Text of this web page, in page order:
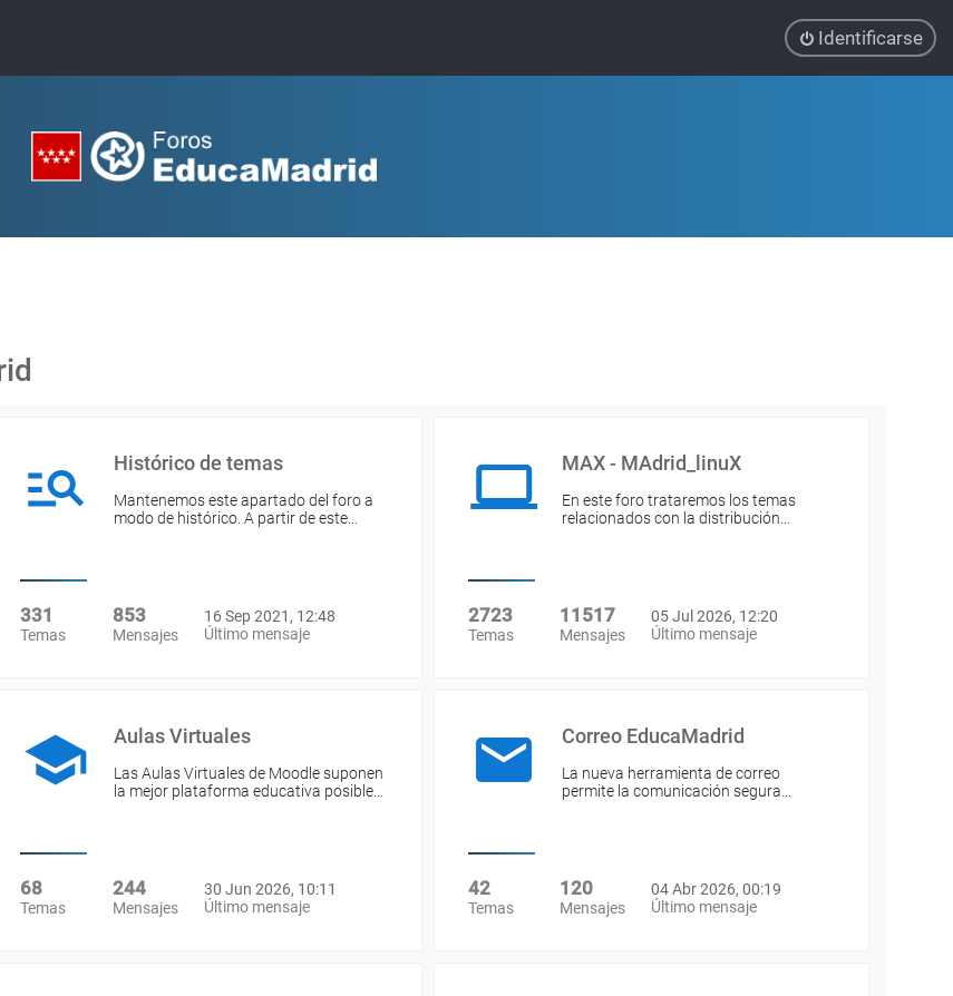
Identificarse
Histórico de temas
Mantenemos este apartado del foro a
modo de histórico. A partir de este…
331
Temas
853
Mensajes
16 Sep 2021, 12:48
Último mensaje
MAX - MAdrid_linuX
En este foro trataremos los temas
relacionados con la distribución…
2723
Temas
11517
Mensajes
05 Jul 2026, 12:20
Último mensaje
Aulas Virtuales
Las Aulas Virtuales de Moodle suponen
la mejor plataforma educativa posible…
68
Temas
244
Mensajes
30 Jun 2026, 10:11
Último mensaje
Correo EducaMadrid
La nueva herramienta de correo
permite la comunicación segura…
42
Temas
120
Mensajes
04 Abr 2026, 00:19
Último mensaje